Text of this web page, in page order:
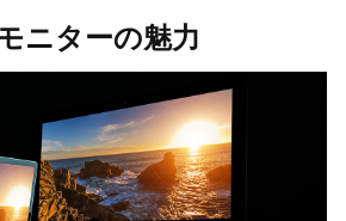
ニターの魅力